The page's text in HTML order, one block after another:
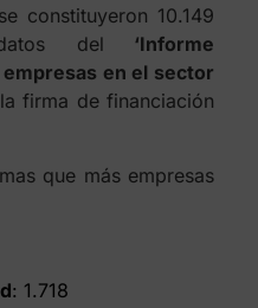
constituyeron 10.149
del ‘Informe
en el sector
firma de financiación
que más empresas
: 1.718